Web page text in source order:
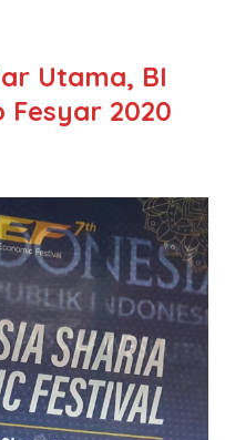
Utama, BI
Fesyar 2020